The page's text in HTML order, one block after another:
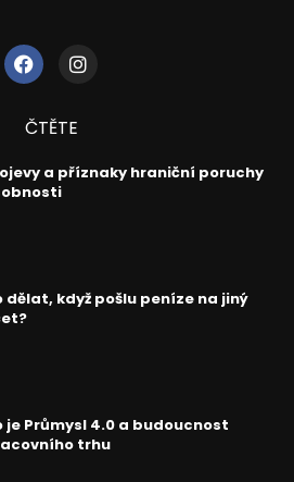
ČTĚTE
a příznaky hraniční poruchy
dělat, když pošlu peníze na jiný
je Průmysl 4.0 a budoucnost
trhu